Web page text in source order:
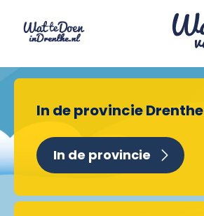
In de provincie Drenthe
In de provincie